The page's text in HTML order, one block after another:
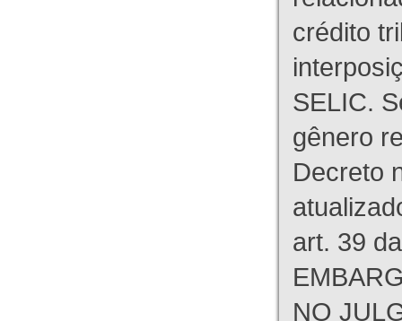
crédito
SELIC.
gênero
Decreto
art. 39
NO